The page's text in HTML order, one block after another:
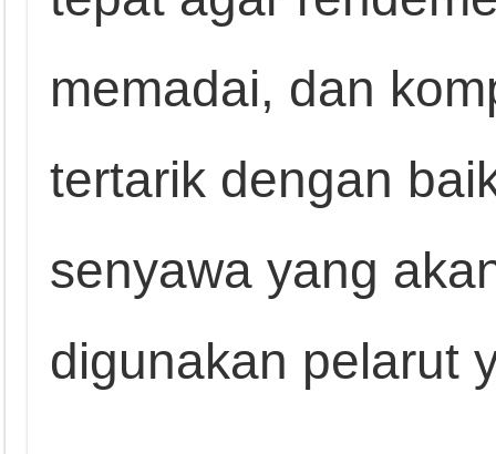
memadai, dan
tertarik dengan
senyawa yang
digunakan pelarut